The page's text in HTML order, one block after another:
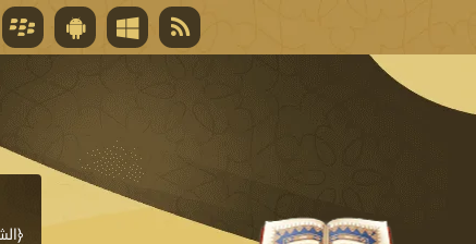
قال تعالى